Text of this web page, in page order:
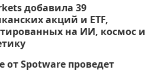
добавила 39
акций и ETF,
на ИИ, космос и
от Spotware проведет